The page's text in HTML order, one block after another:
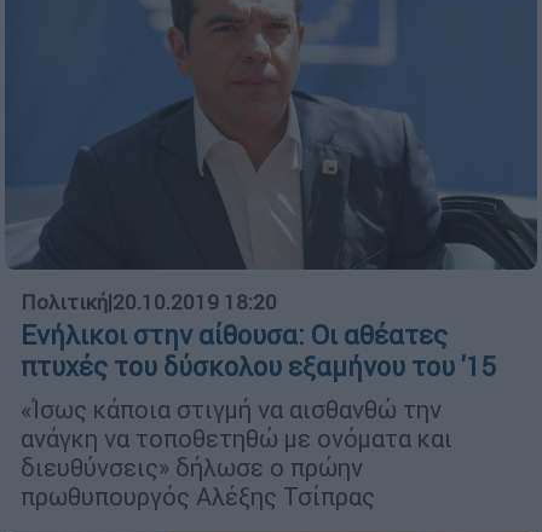
Πολιτική|20.10.2019 18:20
Ενήλικοι στην αίθουσα: Οι αθέατες
πτυχές του δύσκολου εξαμήνου του '15
«Ίσως κάποια στιγμή να αισθανθώ την
ανάγκη να τοποθετηθώ με ονόματα και
διευθύνσεις» δήλωσε ο πρώην
πρωθυπουργός Αλέξης Τσίπρας